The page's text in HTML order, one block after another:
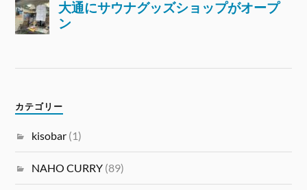
カテゴリー
kisobar (1)
NAHO CURRY (89)